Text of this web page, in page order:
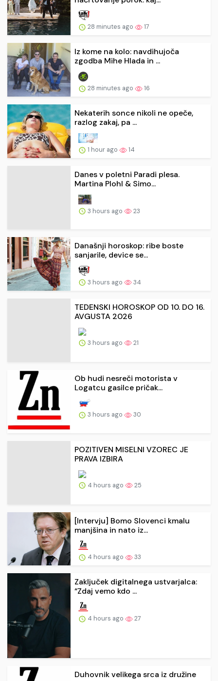
28 minutes ago 17
Iz kome na kolo: navdihujoča
zgodba Mihe Hlada in ...
28 minutes ago 16
Nekaterih sonce nikoli ne opeče,
razlog zakaj, pa ...
1 hour ago 14
Danes v poletni Paradi plesa.
Martina Plohl & Simo...
3 hours ago 23
Današnji horoskop: ribe boste
sanjarile, device se...
3 hours ago 34
TEDENSKI HOROSKOP OD 10. DO 16.
AVGUSTA 2026
3 hours ago 21
Ob hudi nesreči motorista v
Logatcu gasilce pričak...
3 hours ago 30
POZITIVEN MISELNI VZOREC JE
PRAVA IZBIRA
4 hours ago 25
[Intervju] Bomo Slovenci kmalu
manjšina in nato iz...
4 hours ago 33
Zaključek digitalnega ustvarjalca:
“Zdaj vemo kdo ...
4 hours ago 27
Duhovnik velikega srca iz družine